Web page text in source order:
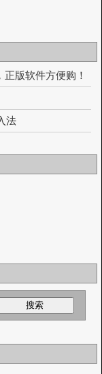
版软件方便购！
法